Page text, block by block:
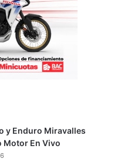
y Enduro Miravalles
Motor En Vivo